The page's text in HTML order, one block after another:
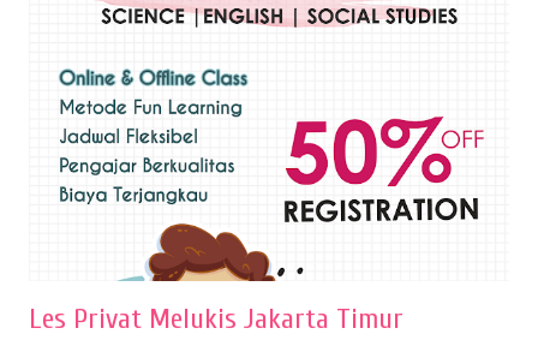
sapuan warna cat yang tebal. Dengan memberikan sapuan warna
pelukis untuk menghasilkan lukisan yang mempesona dan tentunya
bernilai tinggi. Ciri teknik plakat Ciri-ciri teknik plakat, yaitu: Sapuan
warna yang kental dan tebal. Hasil lukisan menutupi seluruh bagian
medianya Mem...
Les Privat Melukis Jakarta Timur